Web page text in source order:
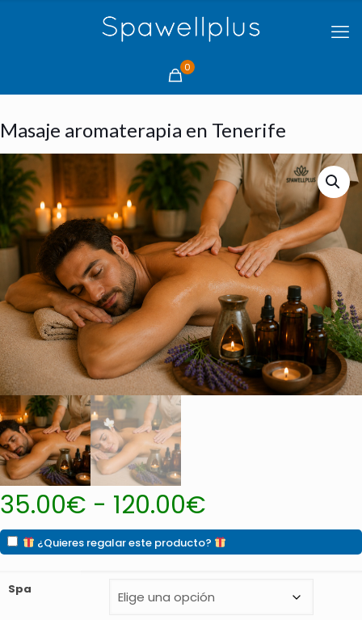
0
Masaje aromaterapia en Tenerife
35.00€ - 120.00€
precios:
desde
35.00€
120.00€
¿Quieres regalar este producto?
Spa